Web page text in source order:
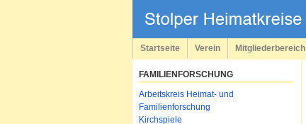
überspringen
Startseite Verein Mitgliederbereich
FAMILIENFORSCHUNG
Navigation
überspringen
Arbeitskreis Heimat- und
Familienforschung
Kirchspiele